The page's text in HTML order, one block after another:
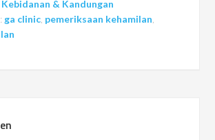
Kebidanan & Kandungan
ga clinic pemeriksaan kehamilan